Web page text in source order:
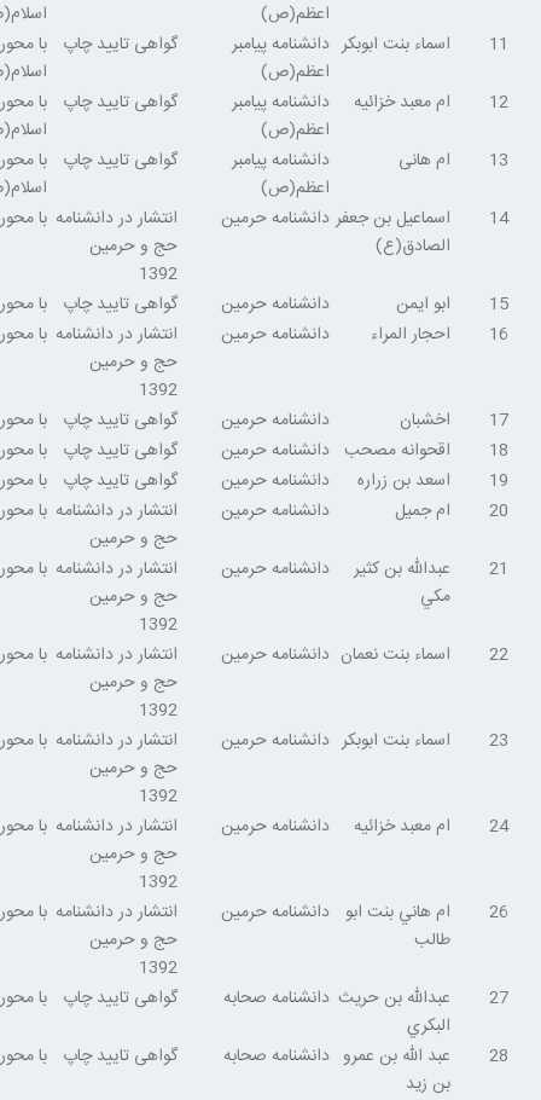
اعظم(ص)
11
اسماء بنت ابوبکر دانشنامه پیامبر
اعظم(ص)
گواهی تایید چاپ
با
12
ام معبد خزائیه
دانشنامه پیامبر
اعظم(ص)
گواهی تایید چاپ
با
13
ام هانی
دانشنامه پیامبر
اعظم(ص)
گواهی تایید چاپ
با
14
اسماعيل بن جعفر
الصادق(ع)
دانشنامه حرمین
انتشار در دانشنامه
حج و حرمین
1392
با
15 ابو ايمن دانشنامه حرمین گواهی تایید چاپ
با
16
احجار المراء دانشنامه حرمین
انتشار در دانشنامه
حج و حرمین
1392
با
17 اخشبان دانشنامه حرمین گواهی تایید چاپ
با
18
اقحوانه مصحب دانشنامه حرمین گواهی تایید چاپ
با
19
اسعد بن زراره دانشنامه حرمین گواهی تایید چاپ
با
20
ام جميل دانشنامه حرمین
انتشار در دانشنامه
حج و حرمین
با
21
عبدالله بن كثير
مكي
دانشنامه حرمین
انتشار در دانشنامه
حج و حرمین
1392
با
22 اسماء بنت نعمان دانشنامه حرمین
انتشار در دانشنامه
حج و حرمین
1392
با
23 اسماء بنت ابوبكر دانشنامه حرمین
انتشار در دانشنامه
حج و حرمین
1392
با
24 ام معبد خزائيه دانشنامه حرمین
انتشار در دانشنامه
حج و حرمین
1392
با
26
ام ‌هاني بنت ابو
طالب
دانشنامه حرمین
انتشار در دانشنامه
حج و حرمین
1392
با
27
عبدالله بن حريث
البكري
دانشنامه صحابه گواهی تایید چاپ
با
28
عبد الله بن عمرو
بن زيد
دانشنامه صحابه گواهی تایید چاپ
با